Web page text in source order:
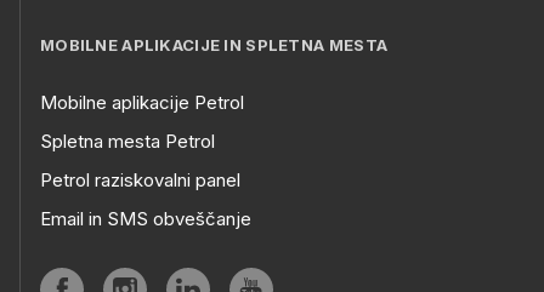
MOBILNE APLIKACIJE IN SPLETNA MESTA
Mobilne aplikacije Petrol
Spletna mesta Petrol
Petrol raziskovalni panel
Email in SMS obveščanje